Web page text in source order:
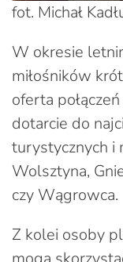
fot. Michał
W okresie
miłośników
oferta
dotarcie do
turystycznych i
Wolsztyna,
czy Wągrowca.
Z kolei osoby